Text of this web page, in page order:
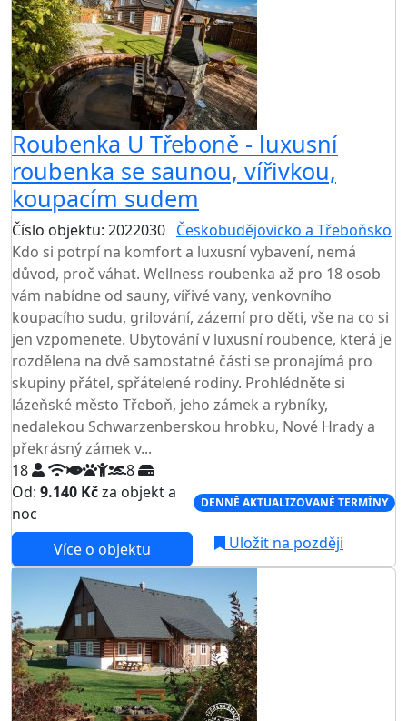
Roubenka U Třeboně - luxusní
roubenka se saunou, vířivkou,
koupacím sudem
Číslo objektu: 2022030 Českobudějovicko a Třeboňsko
Kdo si potrpí na komfort a luxusní vybavení, nemá
důvod, proč váhat. Wellness roubenka až pro 18 osob
vám nabídne od sauny, vířivé vany, venkovního
koupacího sudu, grilování, zázemí pro děti, vše na co si
jen vzpomenete. Ubytování v luxusní roubence, která je
rozdělena na dvě samostatné části se pronajímá pro
skupiny přátel, spřátelené rodiny. Prohlédněte si
lázeňské město Třeboň, jeho zámek a rybníky,
nedalekou Schwarzenberskou hrobku, Nové Hrady a
překrásný zámek v...
18
8
Od: 9.140 Kčza objekt a
noc
DENNĚ AKTUALIZOVANÉ TERMÍNY
Více o objektu
Uložit na později